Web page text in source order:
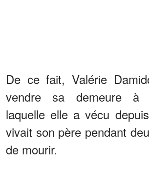
De ce fait, Valérie
vendre sa demeure à
laquelle elle a vécu
vivait son père pendant
de mourir.